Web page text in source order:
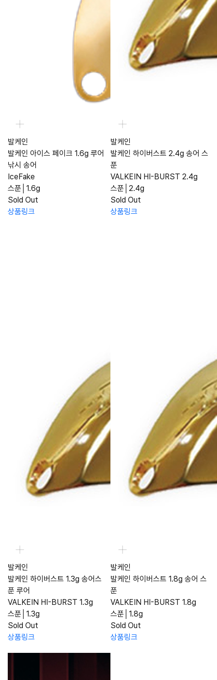
발케인
발케인 아이스 페이크 1.6g 루어
낚시 송어
IceFake
스푼│1.6g
Sold Out
상품링크
발케인
발케인 하이버스트 2.4g 송어 스
푼
VALKEIN HI-BURST 2.4g
스푼│2.4g
Sold Out
상품링크
발케인
발케인 하이버스트 1.3g 송어스
푼 루어
VALKEIN HI-BURST 1.3g
스푼│1.3g
Sold Out
상품링크
발케인
발케인 하이버스트 1.8g 송어 스
푼
VALKEIN HI-BURST 1.8g
스푼│1.8g
Sold Out
상품링크